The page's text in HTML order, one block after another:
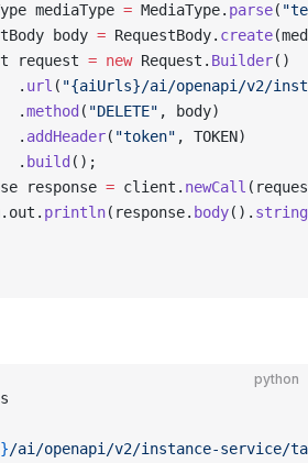
mediaType
= MediaType. parse(
body
= RequestBody. create
request
= new Request. Builder()
.
url ( "{aiUrls}/ai/openapi/v2/
.
method ( "DELETE" , body)
.
addHeader( "token" , TOKEN)
.
build ();
response
= client. newCall
println(response. body(). string
python
/ai/openapi/v2/instance-service/